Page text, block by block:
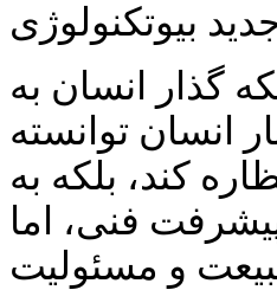
بیوتکنولوژی
گذار انسان به
انسان توانسته
کند، بلکه به
فنی، اما
و مسئولیت